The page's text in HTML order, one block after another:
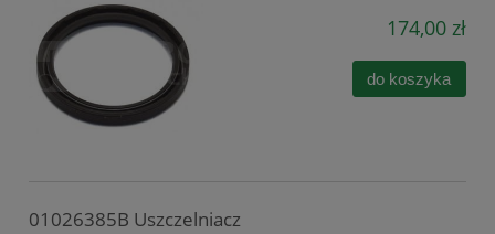
174,00 zł
do koszyka
01026385B Uszczelniacz